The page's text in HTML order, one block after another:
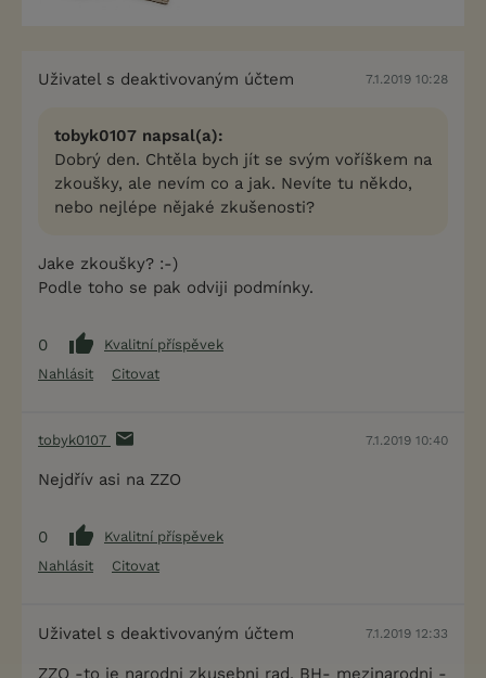
Uživatel s deaktivovaným účtem 7.1.2019 10:28
tobyk0107 napsal(a):
Dobrý den. Chtěla bych jít se svým voříškem na
zkoušky, ale nevím co a jak. Nevíte tu někdo,
nebo nejlépe nějaké zkušenosti?
Jake zkoušky? :-)
Podle toho se pak odviji podmínky.
0
Kvalitní příspěvek
Nahlásit
Citovat
tobyk0107 7.1.2019 10:40
Nejdřív asi na ZZO
0
Kvalitní příspěvek
Nahlásit
Citovat
Uživatel s deaktivovaným účtem 7.1.2019 12:33
ZZO -to je narodni zkusebni rad, BH- mezinarodni -